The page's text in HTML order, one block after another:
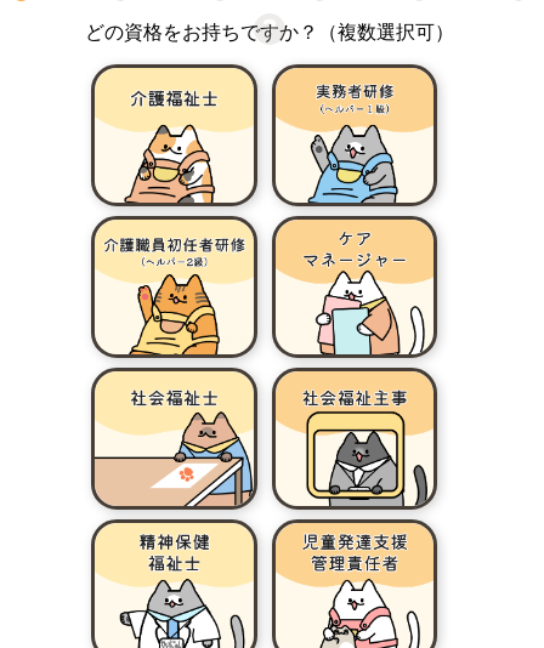
どの資格をお持ちですか？ （複数選択可）